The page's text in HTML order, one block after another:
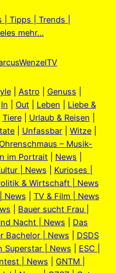
Tipps | Trends |
mehr…
| Astro Genuss
In Out Leben
Liebe &
Tiere| Urlaub & Reisen
Unfassbar Witze
Ohrenschmaus – Musik-
im Portrait
News
| News
Kurioses |
& Wirtschaft | News
News
TV & Film | News
Bauer sucht Frau |
Nacht | News
Das
Bachelor | News
DSDS
Superstar | News
ESC |
| News
GNTM |